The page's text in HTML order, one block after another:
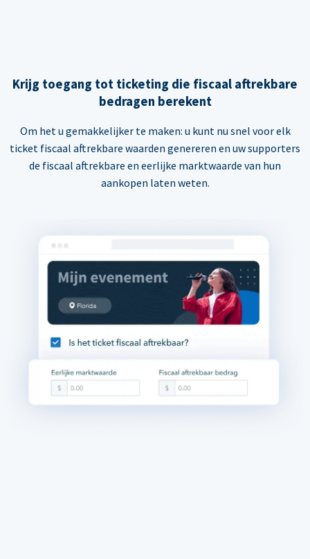
Krijg toegang tot ticketing die fiscaal aftrekbare
bedragen berekent
Om het u gemakkelijker te maken: u kunt nu snel voor elk
ticket fiscaal aftrekbare waarden genereren en uw supporters
de fiscaal aftrekbare en eerlijke marktwaarde van hun
aankopen laten weten.